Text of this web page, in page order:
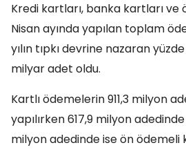
Kredi kartları, banka kartları
Nisan ayında yapılan toplam
yılın tıpkı devrine nazaran
milyar adet oldu.
Kartlı ödemelerin 911,3 milyon
yapılırken 617,9 milyon
milyon adedinde ise ön ödemeli